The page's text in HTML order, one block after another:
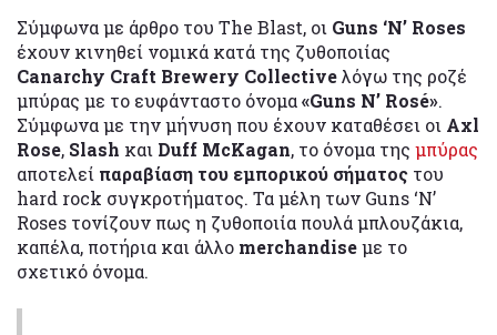
Σύμφωνα με άρθρο του The Blast, οι Guns ‘N’ Roses
έχουν κινηθεί νομικά κατά της ζυθοποιίας
Canarchy Craft Brewery Collectiveλόγω της ροζέ
μπύρας με το ευφάνταστο όνομα«Guns N’ Rosé».
Σύμφωνα με την μήνυση που έχουν καταθέσει οι Axl
Rose, Slash και Duff McKagan, το όνομα της μπύρας
αποτελεί παραβίαση του εμπορικού σήματος του
hard rock συγκροτήματος. Τα μέλη των Guns ‘N’
Roses τονίζουν πως η ζυθοποιία πουλά μπλουζάκια,
καπέλα, ποτήρια και άλλο merchandiseμε το
σχετικό όνομα.